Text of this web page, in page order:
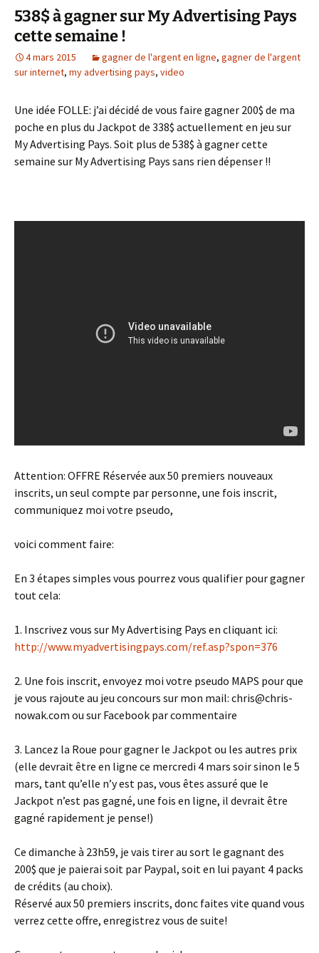
538$ à gagner sur My Advertising Pays
cette semaine !
4 mars 2015 gagner de l'argent en ligne, gagner de l'argent
sur internet, my advertising pays, video
Une idée FOLLE: j’ai décidé de vous faire gagner 200$ de ma
poche en plus du Jackpot de 338$ actuellement en jeu sur
My Advertising Pays. Soit plus de 538$ à gagner cette
semaine sur My Advertising Pays sans rien dépenser !!
Attention: OFFRE Réservée aux 50 premiers nouveaux
inscrits, un seul compte par personne, une fois inscrit,
communiquez moi votre pseudo,
voici comment faire:
En 3 étapes simples vous pourrez vous qualifier pour gagner
tout cela:
1. Inscrivez vous sur My Advertising Pays en cliquant ici:
http://www.myadvertisingpays.com/ref.asp?spon=376
2. Une fois inscrit, envoyez moi votre pseudo MAPS pour que
je vous rajoute au jeu concours sur mon mail: chris@chris-
nowak.com ou sur Facebook par commentaire
3. Lancez la Roue pour gagner le Jackpot ou les autres prix
(elle devrait être en ligne ce mercredi 4 mars soir sinon le 5
mars, tant qu’elle n’y est pas, vous êtes assuré que le
Jackpot n’est pas gagné, une fois en ligne, il devrait être
gagné rapidement je pense!)
Ce dimanche à 23h59, je vais tirer au sort le gagnant des
200$ que je paierai soit par Paypal, soit en lui payant 4 packs
de crédits (au choix).
Réservé aux 50 premiers inscrits, donc faites vite quand vous
verrez cette offre, enregistrez vous de suite!